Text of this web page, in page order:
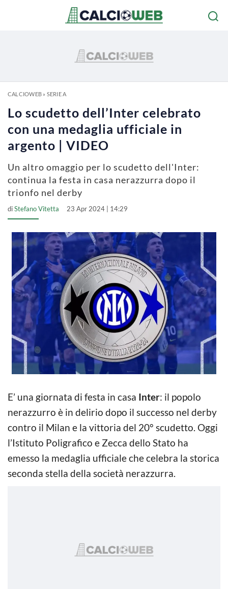
CALCIOWEB» SERIE A
Lo scudetto dell’Inter celebrato
con una medaglia ufficiale in
argento | VIDEO
Un altro omaggio per lo scudetto dell'Inter:
continua la festa in casa nerazzurra dopo il
trionfo nel derby
diStefano Vitetta 23 Apr 2024 | 14:29
E’ una giornata di festa in casa Inter: il popolo
nerazzurro è in delirio dopo il successo nel derby
contro il Milan e la vittoria del 20° scudetto. Oggi
l’Istituto Poligrafico e Zecca dello Stato ha
emesso la medaglia ufficiale che celebra la storica
seconda stella della società nerazzurra.